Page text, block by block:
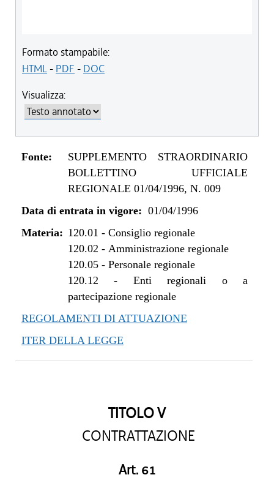
Formato stampabile:
HTML- PDF - DOC
Visualizza:
Fonte:
SUPPLEMENTO STRAORDINARIO
BOLLETTINO UFFICIALE
REGIONALE 01/04/1996, N. 009
Data di entrata in vigore: 01/04/1996
Materia: 120.01 - Consiglio regionale
120.02 - Amministrazione regionale
120.05- Personale regionale
120.12 - Enti regionali o a
partecipazione regionale
REGOLAMENTI DI ATTUAZIONE
ITER DELLA LEGGE
TITOLO V
CONTRATTAZIONE
Art. 61